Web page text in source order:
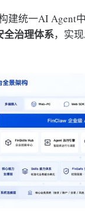
建统一AI Agent
全治理体系，实